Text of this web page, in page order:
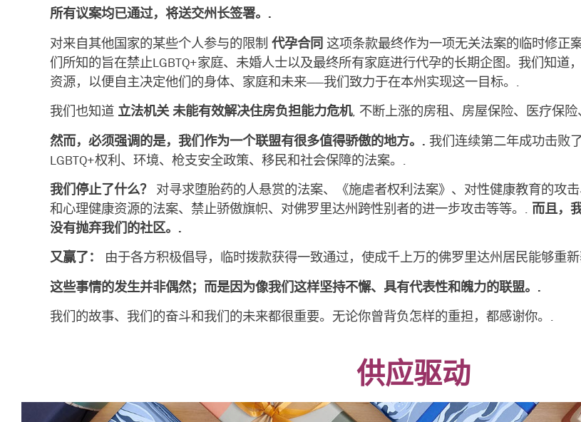
所有议案均已通过，将送交州长签署。.
对来自其他国家的某些个人参与的限制 代孕合同 这项条款最终作为一项无关法案的临时修正
们所知的旨在禁止LGBTQ+家庭、未婚人士以及最终所有家庭进行代孕的长期企图。我们知道
资源，以便自主决定他们的身体、家庭和未来——我们致力于在本州实现这一目标。.
我们也知道 立法机关 未能有效解决住房负担能力危机, 不断上涨的房租、房屋保险、医疗保
然而，必须强调的是，我们作为一个联盟有很多值得骄傲的地方。. 我们连续第二年成功击败
LGBTQ+权利、环境、枪支安全政策、移民和社会保障的法案。.
我们停止了什么？
对寻求堕胎药的人悬赏的法案、《施虐者权利法案》、对性健康教育的攻
和心理健康资源的法案、禁止骄傲旗帜、对佛罗里达州跨性别者的进一步攻击等等。. 而且，
没有抛弃我们的社区。.
又赢了： 由于各方积极倡导，临时拨款获得一致通过，使成千上万的佛罗里达州居民能够重
这些事情的发生并非偶然；而是因为像我们这样坚持不懈、具有代表性和魄力的联盟。.
我们的故事、我们的奋斗和我们的未来都很重要。无论你曾背负怎样的重担，都感谢你。.
供应驱动